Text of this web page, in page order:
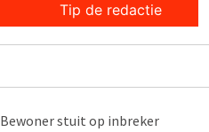
Tip de redactie
Bewoner stuit op inbreker